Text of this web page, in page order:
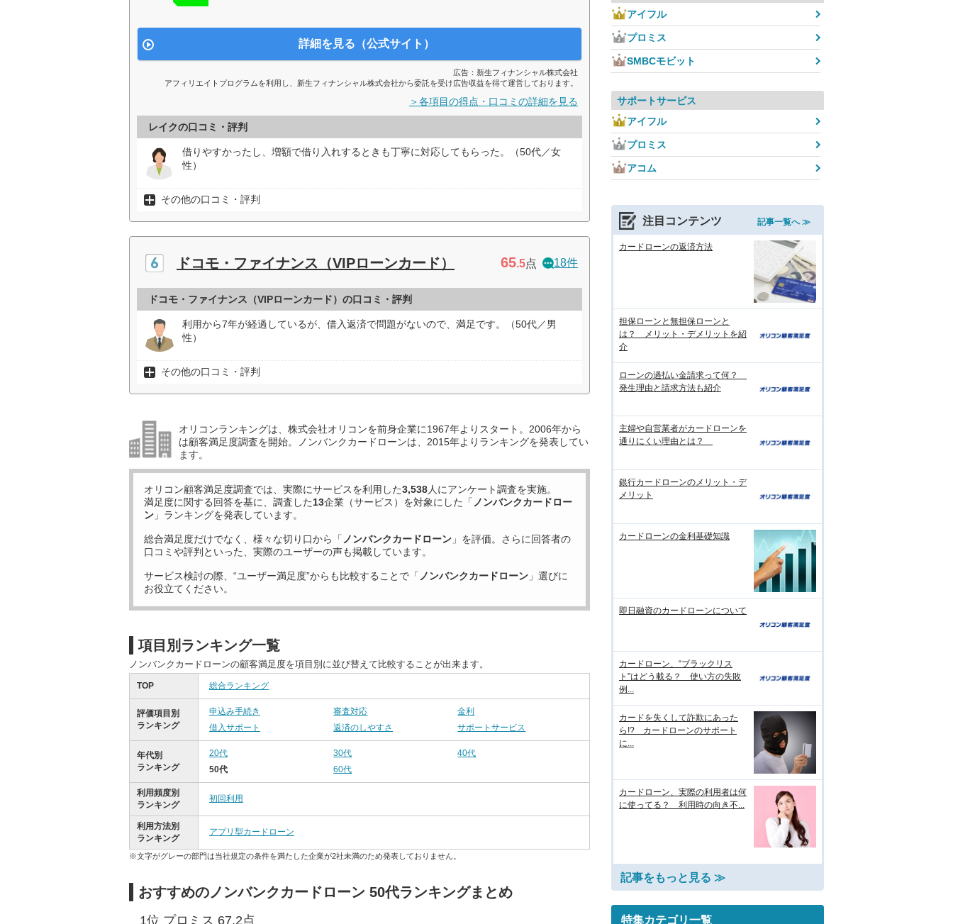
詳細を見る（公式サイト）
広告：新生フィナンシャル株式会社
アフィリエイトプログラムを利用し、新生フィナンシャル株式会社から委託を受け広告収益を得て運営しております。
＞各項目の得点・口コミの詳細を見る
レイクの口コミ・評判
借りやすかったし、増額で借り入れするときも丁寧に対応してもらった。（50代／女
性）
その他の口コミ・評判
ドコモ・ファイナンス（VIPローンカード） 65.5点 18件
ドコモ・ファイナンス（VIPローンカード）の口コミ・評判
利用から7年が経過しているが、借入返済で問題がないので、満足です。（50代／男
性）
その他の口コミ・評判
オリコンランキングは、株式会社オリコンを前身企業に1967年よりスタート。2006年から
は顧客満足度調査を開始。ノンバンクカードローンは、2015年よりランキングを発表してい
ます。
オリコン顧客満足度調査では、実際にサービスを利用した3,538人にアンケート調査を実施。
満足度に関する回答を基に、調査した13企業（サービス）を対象にした「 ノンバンクカードロー
ン 」ランキングを発表しています。
総合満足度だけでなく、様々な切り口から「 ノンバンクカードローン 」を評価。さらに回答者の
口コミや評判といった、実際のユーザーの声も掲載しています。
サービス検討の際、“ユーザー満足度”からも比較することで「 ノンバンクカードローン 」選びに
お役立てください。
項目別ランキング一覧
ノンバンクカードローンの顧客満足度を項目別に並び替えて比較することが出来ます。
TOP 総合ランキング
評価項目別
ランキング
申込み手続き 審査対応
金利
借入サポート
返済のしやすさ サポートサービス
年代別
ランキング
20代 30代
40代
50代
60代
利用頻度別
ランキング
初回利用
利用方法別
ランキング
アプリ型カードローン
※文字がグレーの部門は当社規定の条件を満たした企業が2社未満のため発表しておりません。
おすすめのノンバンクカードローン 50代ランキングまとめ
1位 プロミス 67.2点
アイフル
プロミス
SMBCモビット
サポートサービス
アイフル
プロミス
アコム
注目コンテンツ 記事一覧へ ≫
カードローンの返済方法
担保ローンと無担保ローンと
は？ メリット・デメリットを紹
介
ローンの過払い金請求って何？
発生理由と請求方法も紹介
主婦や自営業者がカードローンを
通りにくい理由とは？
銀行カードローンのメリット・デ
メリット
カードローンの金利基礎知識
即日融資のカードローンについて
カードローン、“ブラックリス
ト”はどう載る？ 使い方の失敗
例...
カードを失くして詐欺にあった
ら!? カードローンのサポート
に...
カードローン、実際の利用者は何
に使ってる？ 利用時の向き不...
記事をもっと見る ≫
特集カテゴリ一覧